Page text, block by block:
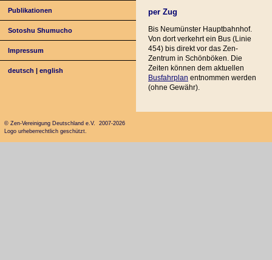
Publikationen
Sotoshu Shumucho
Impressum
deutsch |english
per Zug
Bis Neumünster Hauptbahnhof.
Von dort verkehrt ein Bus (Linie
454) bis direkt vor das Zen-
Zentrum in Schönböken. Die
Zeiten können dem aktuellen
Busfahrplan entnommen werden
(ohne Gewähr).
© Zen-Vereinigung Deutschland e.V. 2007-2026
Logo urheberrechtlich geschützt.